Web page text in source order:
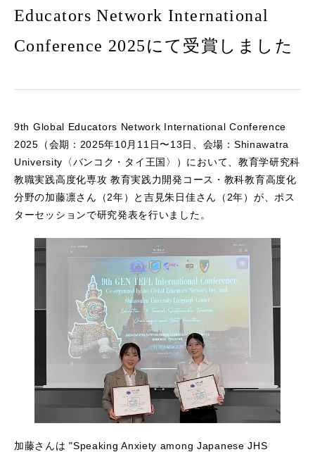
Educators Network International
Conference 2025にて受賞しました
9th Global Educators Network International Conference
2025（会期：2025年10月11日〜13日、会場：Shinawatra
University〈バンコク・タイ王国〉）において、教育学研究科
教職実践高度化専攻 教育実践力開発コース・教科教育高度化
分野の加藤凛さん（2年）と吉見朱日佳さん（2年）が、ポス
ターセッションで研究発表を行いました。
加藤さんは "Speaking Anxiety among Japanese JHS